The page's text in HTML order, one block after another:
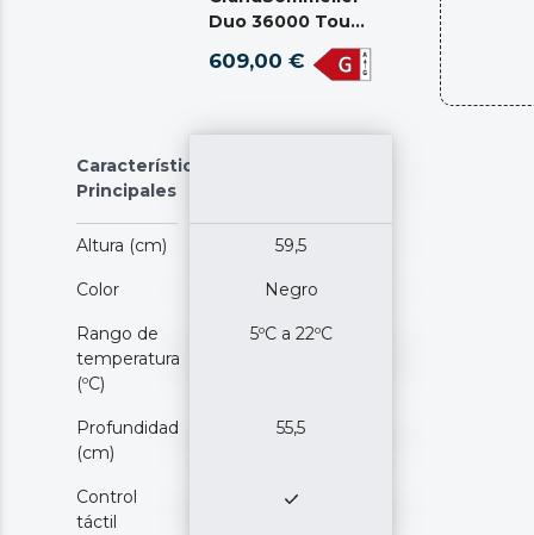
Duo 36000 Touch
Compressor
609,00 €
Características
Principales
Altura (cm) 59,5
Color Negro
Rango de
temperatura
(ºC)
5ºC a 22ºC
Profundidad
(cm)
55,5
Control
táctil